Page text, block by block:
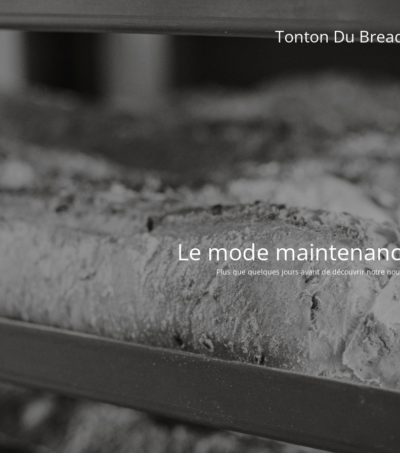
Tonton Du
Le mode
Plus que quelques jours avant de découvrir notre